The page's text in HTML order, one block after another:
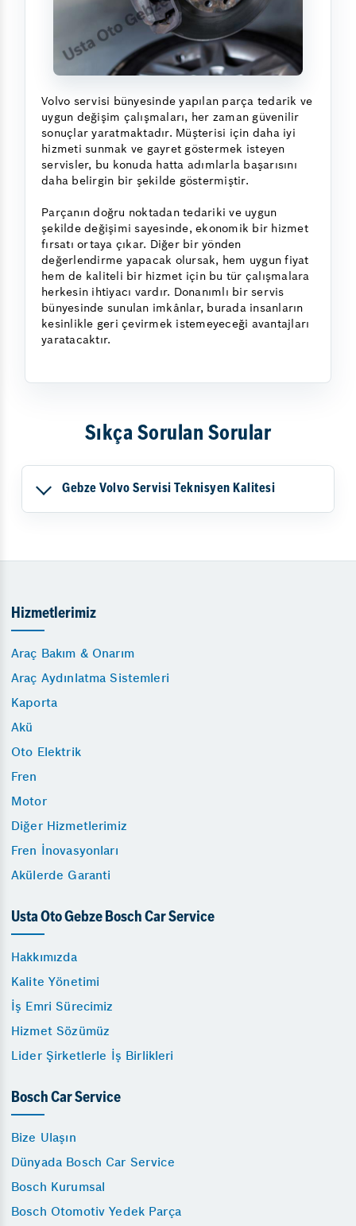
Volvo servisi bünyesinde yapılan parça tedarik ve
uygun değişim çalışmaları, her zaman güvenilir
sonuçlar yaratmaktadır. Müşterisi için daha iyi
hizmeti sunmak ve gayret göstermek isteyen
servisler, bu konuda hatta adımlarla başarısını
daha belirgin bir şekilde göstermiştir.
Parçanın doğru noktadan tedariki ve uygun
şekilde değişimi sayesinde, ekonomik bir hizmet
fırsatı ortaya çıkar. Diğer bir yönden
değerlendirme yapacak olursak, hem uygun fiyat
hem de kaliteli bir hizmet için bu tür çalışmalara
herkesin ihtiyacı vardır. Donanımlı bir servis
bünyesinde sunulan imkânlar, burada insanların
kesinlikle geri çevirmek istemeyeceği avantajları
yaratacaktır.
Sıkça Sorulan Sorular
Gebze Volvo Servisi Teknisyen Kalitesi
Hizmetlerimiz
Araç Bakım & Onarım
Araç Aydınlatma Sistemleri
Kaporta
Akü
Oto Elektrik
Fren
Motor
Diğer Hizmetlerimiz
Fren İnovasyonları
Akülerde Garanti
Usta Oto Gebze Bosch Car Service
Hakkımızda
Kalite Yönetimi
İş Emri Sürecimiz
Hizmet Sözümüz
Lider Şirketlerle İş Birlikleri
Bosch Car Service
Bize Ulaşın
Dünyada Bosch Car Service
Bosch Kurumsal
Bosch Otomotiv Yedek Parça